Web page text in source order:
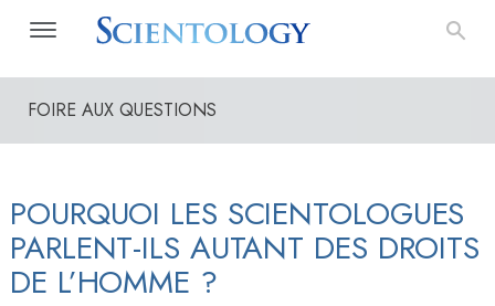
FOIRE AUX QUESTIONS
POURQUOI LES SCIENTOLOGUES
PARLENT-ILS AUTANT DES DROITS
DE L’HOMME ?